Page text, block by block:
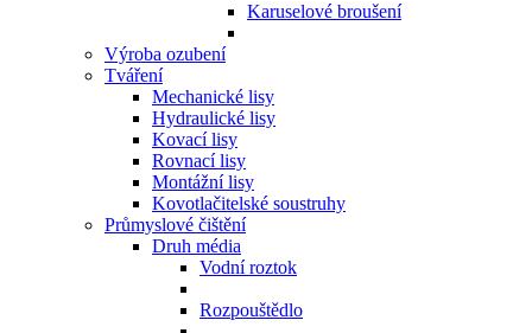
Karuselové broušení
Výroba ozubení
Tváření
Mechanické lisy
Hydraulické lisy
Kovací lisy
Rovnací lisy
Montážní lisy
Kovotlačitelské soustruhy
Průmyslové čištění
Druh média
Vodní roztok
Rozpouštědlo